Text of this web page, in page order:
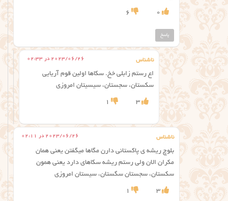
0
6
پاسخ
ناشناس 2023/06/26 در 02:33
اع رستم زابلی خخ. سکاها اولین قوم آریایی
سکستان، سجستان، سیسیتان امروزی
3
1
ناشناس 2023/06/26 در 02:11
بلوچ ریشه ی پاکستانی دارن مگاها میگفتن یعنی همان
مکران الان ولی رستم ریشه سکاهای دارد یعنی همون
سکستان، سجستان سگستان، سیستان امروزی
3
1